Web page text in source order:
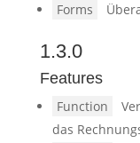
Forms
1.3.0
Features
Function
das